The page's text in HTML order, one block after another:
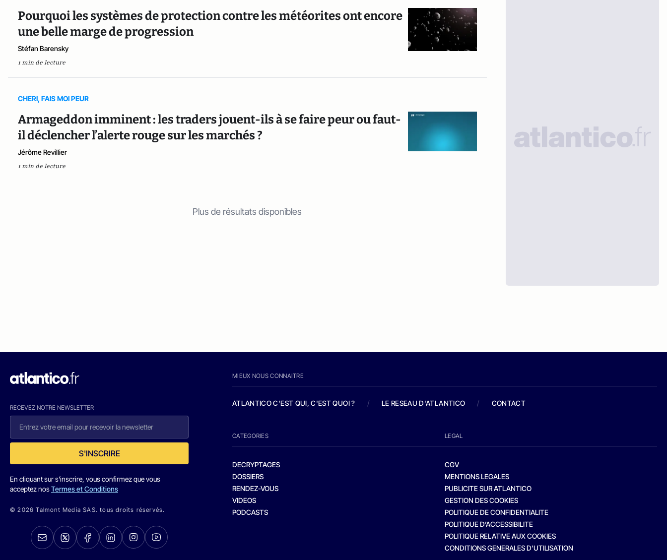
Pourquoi les systèmes de protection contre les météorites ont encore
une belle marge de progression
Stéfan Barensky
1 min de lecture
CHERI, FAIS MOI PEUR
Armageddon imminent : les traders jouent-ils à se faire peur ou faut-
il déclencher l’alerte rouge sur les marchés ?
Jérôme Revillier
1 min de lecture
Plus de résultats disponibles
RECEVEZ NOTRE NEWSLETTER
S'INSCRIRE
En cliquant sur s'inscrire, vous confirmez que vous
acceptez nosTermes et Conditions
© 2026 Talmont Media SAS. tous droits réservés.
MIEUX NOUS CONNAITRE
ATLANTICO C'EST QUI, C'EST QUOI ? / LE RESEAU D'ATLANTICO / CONTACT
CATEGORIES
DECRYPTAGES
DOSSIERS
RENDEZ-VOUS
VIDEOS
PODCASTS
LEGAL
CGV
MENTIONS LEGALES
PUBLICITE SUR ATLANTICO
GESTION DES COOKIES
POLITIQUE DE CONFIDENTIALITE
POLITIQUE D’ACCESSIBILITE
POLITIQUE RELATIVE AUX COOKIES
CONDITIONS GENERALES D’UTILISATION